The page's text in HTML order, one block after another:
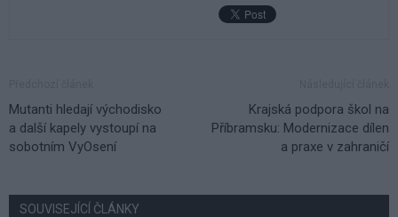
Mutanti hledají východisko
a další kapely vystoupí na
sobotním VyOsení
Krajská podpora škol na
Příbramsku: Modernizace dílen
a praxe v zahraničí
SOUVISEJÍCÍ ČLÁNKY